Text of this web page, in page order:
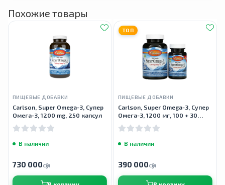
Похожие товары
ПИЩЕВЫЕ ДОБАВКИ
Carlson, Super Omega-3, Супер
Омега-3, 1200 mg, 250 капсул
В наличии
730 000сӯм
ТОП
ПИЩЕВЫЕ ДОБАВКИ
Carlson, Super Omega-3, Супер
Омега-3, 1200 мг, 100 + 30
В наличии
390 000сӯм